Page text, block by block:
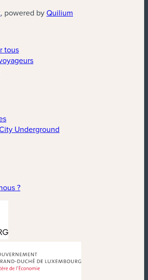
(nouvelle fenêtre)
, powered byQuilium
tous
Underground
?